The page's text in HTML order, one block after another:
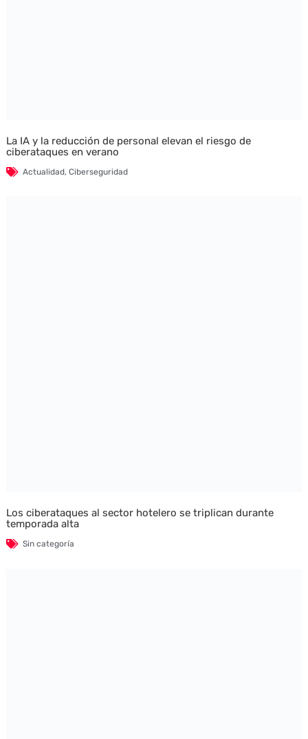
La IA y la reducción de personal elevan el riesgo de
ciberataques en verano
Actualidad, Ciberseguridad
Los ciberataques al sector hotelero se triplican durante
temporada alta
Sin categoría